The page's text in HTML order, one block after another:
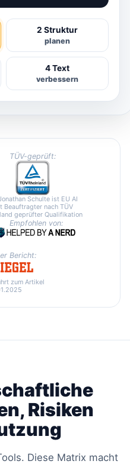
2 Struktur
planen
4 Text
verbessern
TÜV-geprüft:
Schulte ist EU AI
Beauftragter nach TÜV
geprüfter Qualifikation
Empfohlen von:
Bericht:
zum Artikel
Risiken
Diese Matrix macht